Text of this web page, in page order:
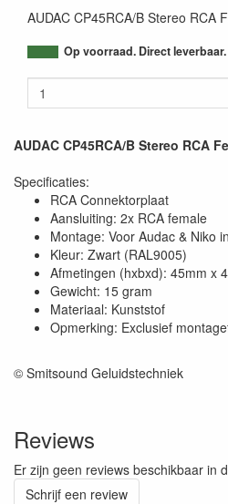
AUDAC CP45RCA/B Stereo RCA
Op voorraad. Direct leverbaar.
AUDAC CP45RCA/B Stereo RCA
Specificaties:
RCA Connektorplaat
Aansluiting: 2x RCA female
Montage: Voor Audac & Niko
Kleur: Zwart (RAL9005)
Afmetingen (hxbxd): 45mm x
Gewicht: 15 gram
Materiaal: Kunststof
Opmerking: Exclusief
© Smitsound Geluidstechniek
Reviews
Er zijn geen reviews beschikbaar in
Schrijf een review